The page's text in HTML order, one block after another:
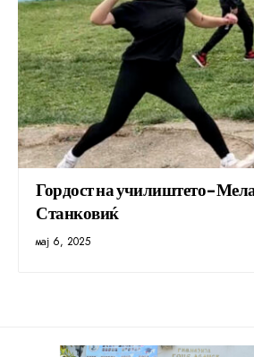
Гордост на училиштето-
Станковиќ
мај 6, 2025